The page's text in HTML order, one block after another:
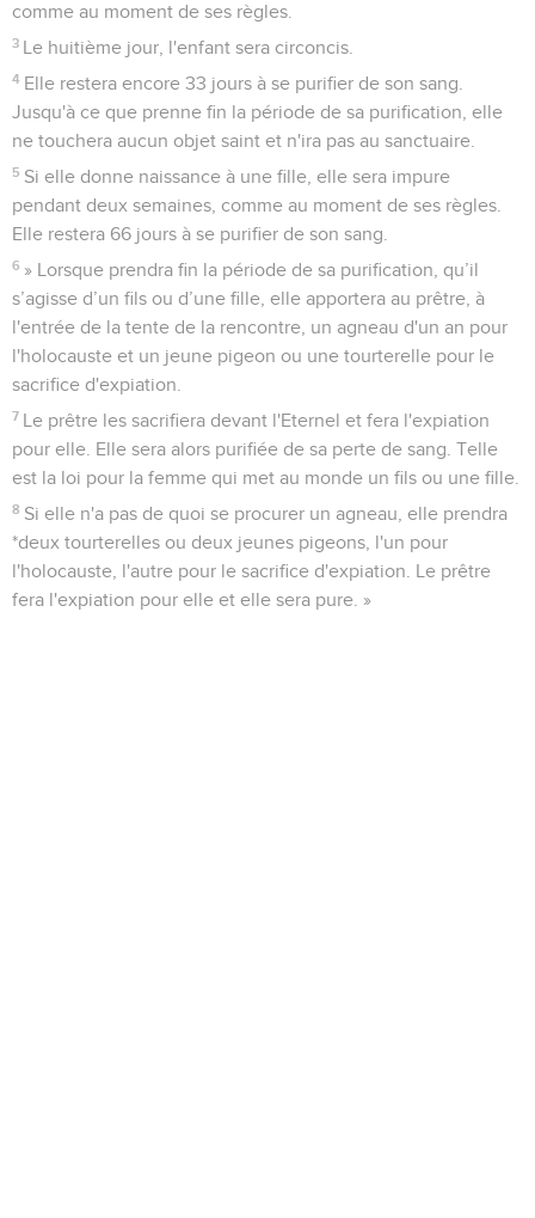
comme au moment de ses règles.
3 Le huitième jour, l'enfant sera circoncis.
4 Elle restera encore 33 jours à se purifier de son sang.
Jusqu'à ce que prenne fin la période de sa purification, elle
ne touchera aucun objet saint et n'ira pas au sanctuaire.
5 Si elle donne naissance à une fille, elle sera impure
pendant deux semaines, comme au moment de ses règles.
Elle restera 66 jours à se purifier de son sang.
6 » Lorsque prendra fin la période de sa purification, qu’il
s’agisse d’un fils ou d’une fille, elle apportera au prêtre, à
l'entrée de la tente de la rencontre, un agneau d'un an pour
l'holocauste et un jeune pigeon ou une tourterelle pour le
sacrifice d'expiation.
7 Le prêtre les sacrifiera devant l'Eternel et fera l'expiation
pour elle. Elle sera alors purifiée de sa perte de sang. Telle
est la loi pour la femme qui met au monde un fils ou une fille.
8 Si elle n'a pas de quoi se procurer un agneau, elle prendra
*deux tourterelles ou deux jeunes pigeons, l'un pour
l'holocauste, l'autre pour le sacrifice d'expiation. Le prêtre
fera l'expiation pour elle et elle sera pure. »